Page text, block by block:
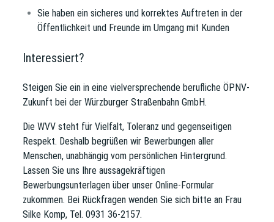
Sie haben ein sicheres und korrektes Auftreten in der
Öffentlichkeit und Freunde im Umgang mit Kunden
Interessiert?
Steigen Sie ein in eine vielversprechende berufliche ÖPNV-
Zukunft bei der Würzburger Straßenbahn GmbH.
Die WVV steht für Vielfalt, Toleranz und gegenseitigen
Respekt. Deshalb begrüßen wir Bewerbungen aller
Menschen, unabhängig vom persönlichen Hintergrund.
Lassen Sie uns Ihre aussagekräftigen
Bewerbungsunterlagen über unser Online-Formular
zukommen. Bei Rückfragen wenden Sie sich bitte an Frau
Silke Komp, Tel. 0931 36-2157.